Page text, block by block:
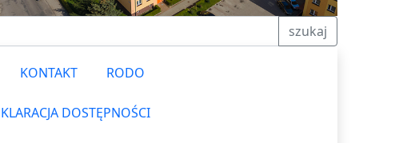
szukaj
KONTAKT RODO
DOSTĘPNOŚCI